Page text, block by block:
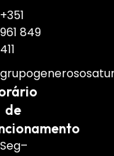
+351
961 849
411
de
Seg–